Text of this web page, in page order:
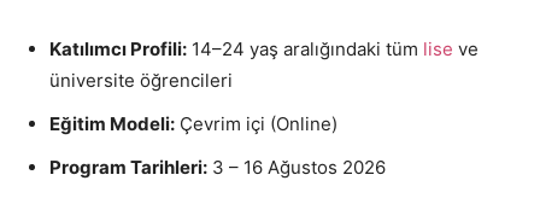
Katılımcı Profili: 14–24 yaş aralığındaki tüm lise ve
üniversite öğrencileri
Eğitim Modeli: Çevrim içi (Online)
Program Tarihleri: 3 – 16 Ağustos 2026